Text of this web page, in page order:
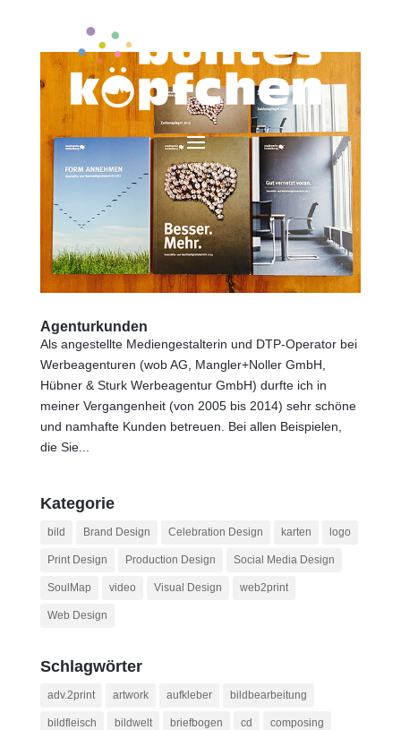
Agenturkunden
Als angestellte Mediengestalterin und DTP-Operator bei
Werbeagenturen (wob AG, Mangler+Noller GmbH,
Hübner & Sturk Werbeagentur GmbH) durfte ich in
meiner Vergangenheit (von 2005 bis 2014) sehr schöne
und namhafte Kunden betreuen. Bei allen Beispielen,
die Sie...
Kategorie
bild Brand Design Celebration Design karten logo
Print Design Production Design Social Media Design
SoulMap video Visual Design web2print
Web Design
Schlagwörter
adv.2print artwork aufkleber bildbearbeitung
bildfleisch bildwelt briefbogen cd composing